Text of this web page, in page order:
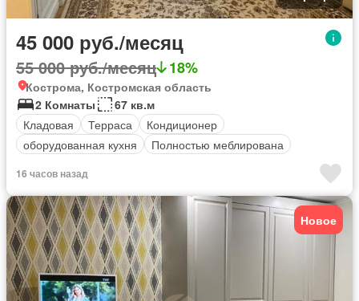
45 000 руб./месяц
55 000 руб./месяц 18%
Кострома, Костромская область
2 Комнаты
67 кв.м
Кладовая
Терраса
Кондиционер
оборудованная кухня
Полностью меблирована
16 часов назад
Новое